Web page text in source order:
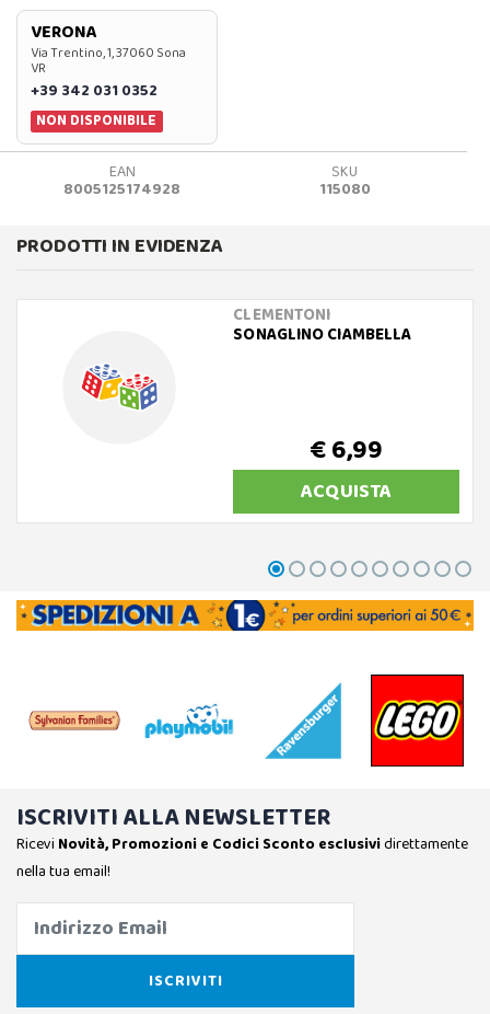
VERONA
Via Trentino, 1, 37060 Sona
VR
+39 342 031 0352
NON DISPONIBILE
EAN
8005125174928
SKU
115080
PRODOTTI IN EVIDENZA
CLEMENTONI
SONAGLINO CIAMBELLA
€ 6,99
ACQUISTA
ISCRIVITI ALLA NEWSLETTER
Ricevi Novità, Promozioni e Codici Sconto esclusividirettamente
nella tua email!